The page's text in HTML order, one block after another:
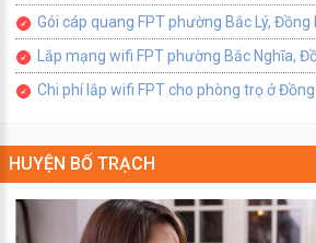
Gói cáp quang FPT phường Bắc Lý, Đồng
Lắp mạng wifi FPT phường Bắc Nghĩa,
Chi phí lắp wifi FPT cho phòng trọ ở
HUYỆN BỐ TRẠCH